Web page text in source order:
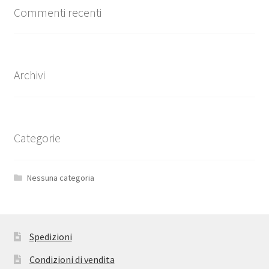
Commenti recenti
Archivi
Categorie
Nessuna categoria
Spedizioni
Condizioni di vendita